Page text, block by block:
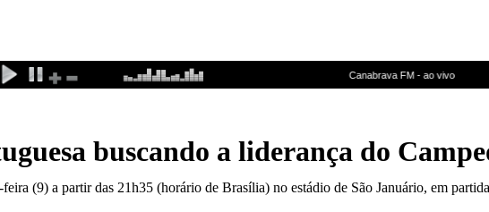
buscando a liderança do
(9) a partir das 21h35 (horário de Brasília) no estádio de São Januário, em